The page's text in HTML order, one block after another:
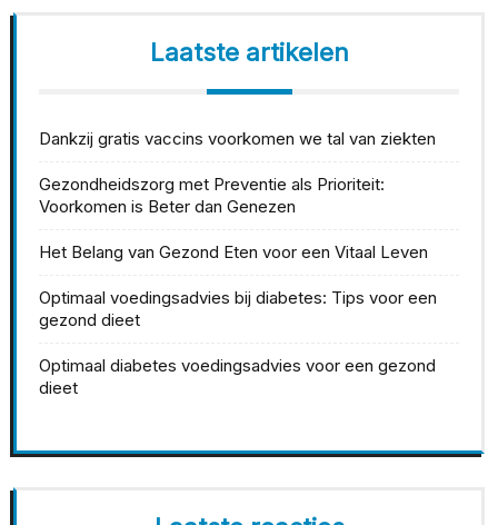
Laatste artikelen
Dankzij gratis vaccins voorkomen we tal van ziekten
Gezondheidszorg met Preventie als Prioriteit:
Voorkomen is Beter dan Genezen
Het Belang van Gezond Eten voor een Vitaal Leven
Optimaal voedingsadvies bij diabetes: Tips voor een
gezond dieet
Optimaal diabetes voedingsadvies voor een gezond
dieet